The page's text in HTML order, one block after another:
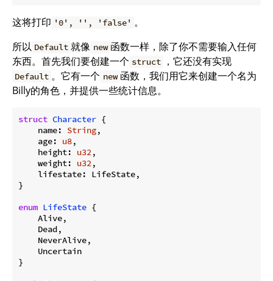
这将打印 '0', '', 'false' 。
所以 Default 就像 new 函数一样，除了你不需要输入任何
东西。首先我们要创建一个 struct ，它还没有实现
Default 。它有一个 new 函数，我们用它来创建一个名为
Billy的角色，并提供一些统计信息。
struct Character {
    name:
String,
    age:
u8,
    height:
u32,
    weight:
u32,
    lifestate: LifeState,
}
enum LifeState {
    Alive,
    Dead,
    NeverAlive,
    Uncertain
}